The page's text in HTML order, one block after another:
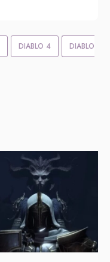
DIABLO 4 DIABLO